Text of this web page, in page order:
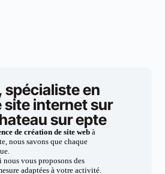
spécialiste en
site internet sur
sur epte
de création de site webà
nous savons que chaque
nous vous proposons des
adaptées à votre activité.